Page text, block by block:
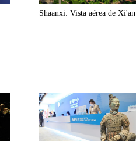
Shaanxi: Vista aérea de Xi'an